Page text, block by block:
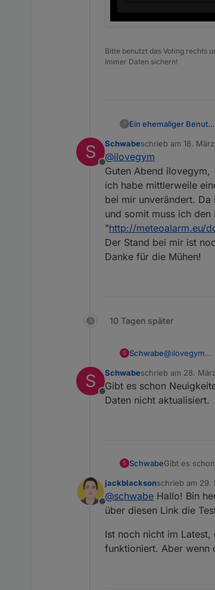
Bitte benutzt das Voting rechts
Immer Daten sichern!
? Ein ehemaliger Benutzer
S
Offline
Schwabeschrieb am 18.
zuletzt editiert von
@ilovegym
Guten Abend ilovegym,
ich habe mittlerweile
bei mir unverändert.
und somit muss ich
"http://meteoalarm.eu/
Der Stand bei mir ist
Danke für die Mühen!
10 Tagen später
S Schwabe@ilovegym
ich habe
unverändert.
muss ich
S
Offline
Schwabeschrieb am 28.
zuletzt editiert von
Gibt es schon
Daten nicht aktualisiert.
S SchwabeGibt es
Offline
jackblacksonschrieb am 29.
zuletzt editiert
@schwabe Hallo! Bin
über diesen Link die
Ist noch nicht im
funktioniert. Aber wenn